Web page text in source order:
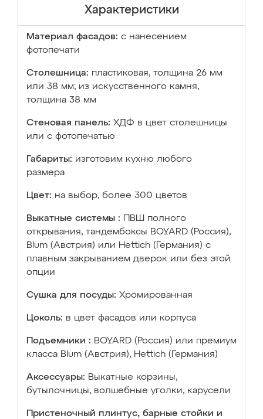
Характеристики
Материал фасадов: с нанесением
фотопечати
Столешница: пластиковая, толщина 26 мм
или 38 мм; из искусственного камня,
толщина 38 мм
Стеновая панель: ХДФ в цвет столешницы
или с фотопечатью
Габариты: изготовим кухню любого
размера
Цвет: на выбор, более 300 цветов
Выкатные системы :
ПВШ полного
открывания, тандембоксы BOYARD (Россия),
Blum (Австрия) или Hettich (Германия) с
плавным закрыванием дверок или без этой
опции
Сушка для посуды: Хромированная
Цоколь: в цвет фасадов или корпуса
Подъемники : BOYARD (Россия) или премиум
класса Blum (Австрия), Hettich (Германия)
Аксессуары: Выкатные корзины,
бутылочницы, волшебные уголки, карусели
Пристеночный плинтус, барные стойки и